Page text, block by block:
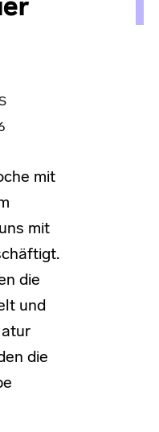
mit
mit
die
und
die